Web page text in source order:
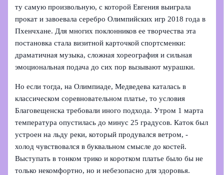
ту самую произвольную, с которой Евгения выиграла
прокат и завоевала серебро Олимпийских игр 2018 года в
Пхенчхане. Для многих поклонников ее творчества эта
постановка стала визитной карточкой спортсменки:
драматичная музыка, сложная хореография и сильная
эмоциональная подача до сих пор вызывают мурашки.
Но если тогда, на Олимпиаде, Медведева каталась в
классическом соревновательном платье, то условия
Благовещенска требовали иного подхода. Утром 1 марта
температура опустилась до минус 25 градусов. Каток был
устроен на льду реки, который продувался ветром, -
холод чувствовался в буквальном смысле до костей.
Выступать в тонком трико и коротком платье было бы не
только некомфортно, но и небезопасно для здоровья.